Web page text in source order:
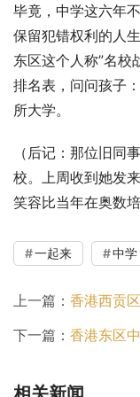
毕竟，中学这六年
保留犯错权利的人
东区这个人称”名校
排名表，问问孩子
所大学。
（后记：那位旧同
校。上周收到她发
笑容比当年在奥数
一起来 中学
上一篇： 香港西贡区
下一篇： 香港东区